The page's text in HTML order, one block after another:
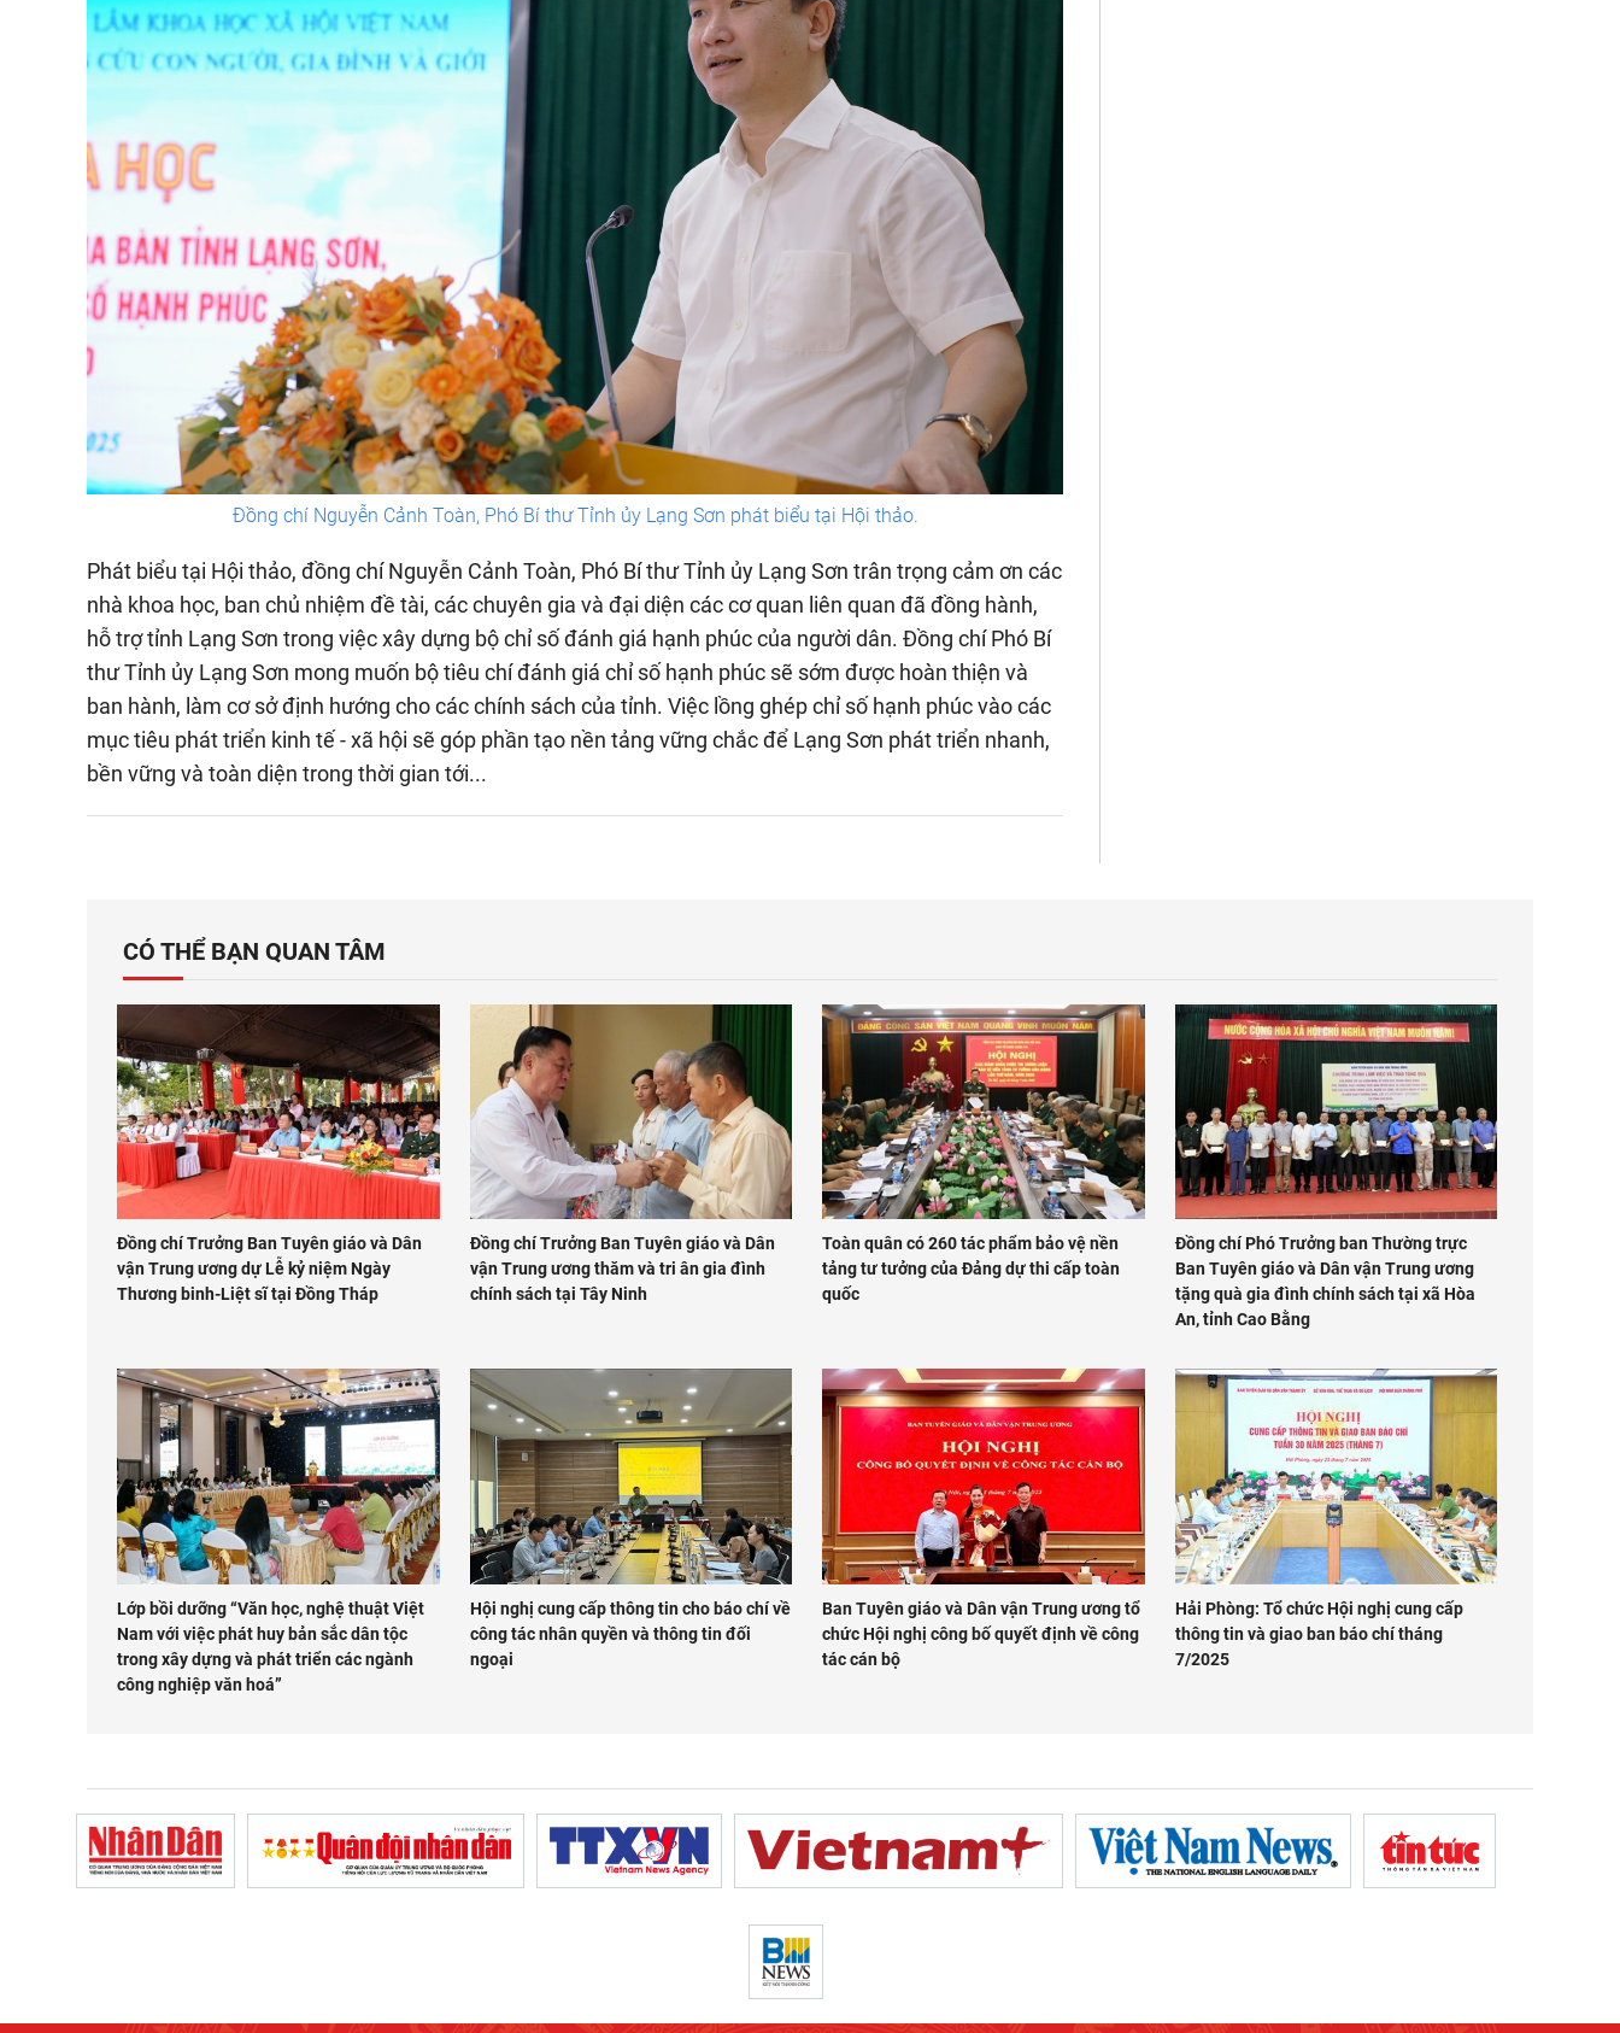
Đồng chí Nguyễn Cảnh Toàn, Phó Bí thư Tỉnh ủy Lạng Sơn phát biểu tại Hội thảo.
Phát biểu tại Hội thảo, đồng chí Nguyễn Cảnh Toàn, Phó Bí thư Tỉnh ủy Lạng Sơn trân trọng cảm ơn các
nhà khoa học, ban chủ nhiệm đề tài, các chuyên gia và đại diện các cơ quan liên quan đã đồng hành,
hỗ trợ tỉnh Lạng Sơn trong việc xây dựng bộ chỉ số đánh giá hạnh phúc của người dân. Đồng chí Phó Bí
thư Tỉnh ủy Lạng Sơn mong muốn bộ tiêu chí đánh giá chỉ số hạnh phúc sẽ sớm được hoàn thiện và
ban hành, làm cơ sở định hướng cho các chính sách của tỉnh. Việc lồng ghép chỉ số hạnh phúc vào các
mục tiêu phát triển kinh tế - xã hội sẽ góp phần tạo nền tảng vững chắc để Lạng Sơn phát triển nhanh,
bền vững và toàn diện trong thời gian tới...
CÓ THỂ BẠN QUAN TÂM
Đồng chí Trưởng Ban Tuyên giáo và Dân
vận Trung ương dự Lễ kỷ niệm Ngày
Thương binh-Liệt sĩ tại Đồng Tháp
Đồng chí Trưởng Ban Tuyên giáo và Dân
vận Trung ương thăm và tri ân gia đình
chính sách tại Tây Ninh
Toàn quân có 260 tác phẩm bảo vệ nền
tảng tư tưởng của Đảng dự thi cấp toàn
quốc
Đồng chí Phó Trưởng ban Thường trực
Ban Tuyên giáo và Dân vận Trung ương
tặng quà gia đình chính sách tại xã Hòa
An, tỉnh Cao Bằng
Lớp bồi dưỡng “Văn học, nghệ thuật Việt
Nam với việc phát huy bản sắc dân tộc
trong xây dựng và phát triển các ngành
công nghiệp văn hoá”
Hội nghị cung cấp thông tin cho báo chí về
công tác nhân quyền và thông tin đối
ngoại
Ban Tuyên giáo và Dân vận Trung ương tổ
chức Hội nghị công bố quyết định về công
tác cán bộ
Hải Phòng: Tổ chức Hội nghị cung cấp
thông tin và giao ban báo chí tháng
7/2025